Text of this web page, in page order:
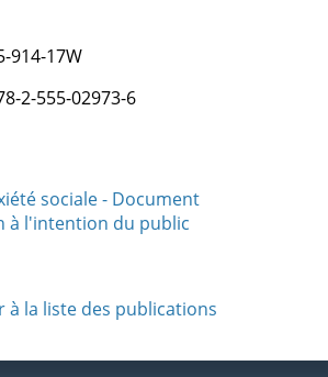
914-17W
2-555-02973-6
sociale - Document
à l'intention du public
à la liste des publications